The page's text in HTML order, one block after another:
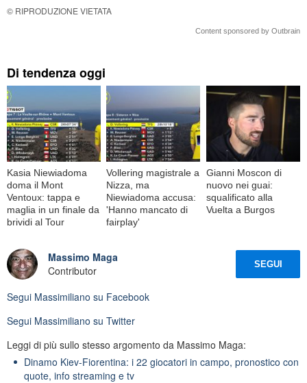
© RIPRODUZIONE VIETATA
Content sponsored by Outbrain
Di tendenza oggi
Kasia Niewiadoma
doma il Mont
Ventoux: tappa e
maglia in un finale da
brividi al Tour
Vollering magistrale a
Nizza, ma
Niewiadoma accusa:
'Hanno mancato di
fairplay'
Gianni Moscon di
nuovo nei guai:
squalificato alla
Vuelta a Burgos
Massimo Maga
Contributor
SEGUI
Segui Massimiliano su Facebook
Segui Massimiliano su Twitter
Leggi di più sullo stesso argomento da Massimo Maga:
Dinamo Kiev-Fiorentina: i 22 giocatori in campo, pronostico con
quote, info streaming e tv